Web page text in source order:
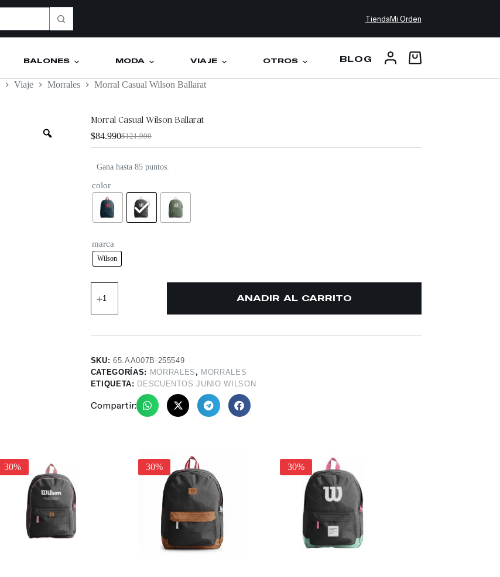
TiendaMi Orden
BALONES MODA VIAJE OTROS BLOG
Viaje Morrales Morral Casual Wilson Ballarat
Morral Casual Wilson Ballarat
$121.990
$84.990
Gana hasta 85 puntos.
color
marca
Wilson
AÑADIR AL CARRITO
SKU:65.AA007B-255549
CATEGORÍAS: MORRALES , MORRALES
ETIQUETA: DESCUENTOS JUNIO WILSON
Compartir:
30% 30% 30%